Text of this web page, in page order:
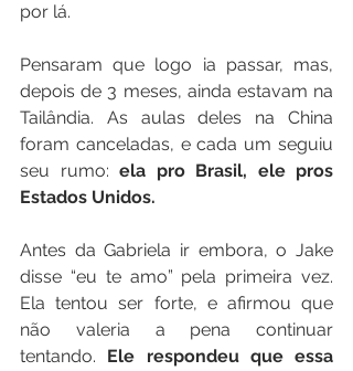
por lá.
Pensaram que logo ia passar, mas,
depois de 3 meses, ainda estavam na
Tailândia. As aulas deles na China
foram canceladas, e cada um seguiu
seu rumo: ela pro Brasil, ele pros
Estados Unidos.
Antes da Gabriela ir embora, o Jake
disse “eu te amo” pela primeira vez.
Ela tentou ser forte, e afirmou que
não valeria a pena continuar
tentando. Ele respondeu que essa